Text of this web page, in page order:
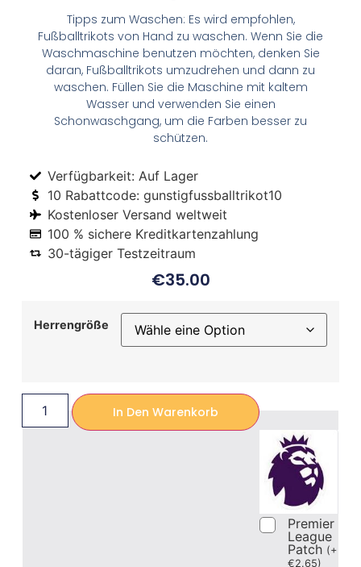
Tipps zum Waschen: Es wird empfohlen,
Fußballtrikots von Hand zu waschen. Wenn Sie die
Waschmaschine benutzen möchten, denken Sie
daran, Fußballtrikots umzudrehen und dann zu
waschen. Füllen Sie die Maschine mit kaltem
Wasser und verwenden Sie einen
Schonwaschgang, um die Farben besser zu
schützen.
Verfügbarkeit: Auf Lager
10 Rabattcode: gunstigfussballtrikot10
Kostenloser Versand weltweit
100 % sichere Kreditkartenzahlung
30-tägiger Testzeitraum
€35.00
Herrengröße
In Den Warenkorb
Premier
League
Patch (+
€2.65)